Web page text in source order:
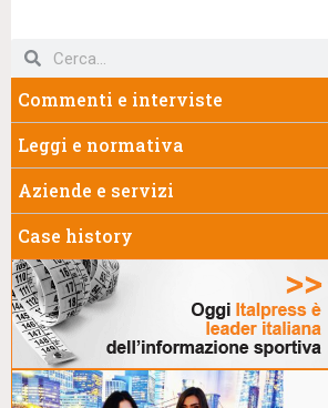
Commenti e interviste
Leggi e normativa
Aziende e servizi
Case history